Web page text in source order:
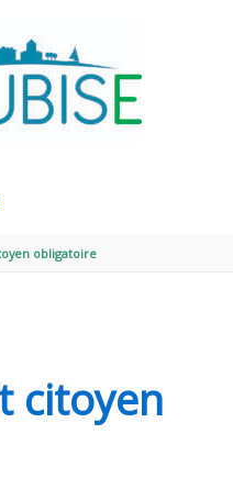
obligatoire
citoyen